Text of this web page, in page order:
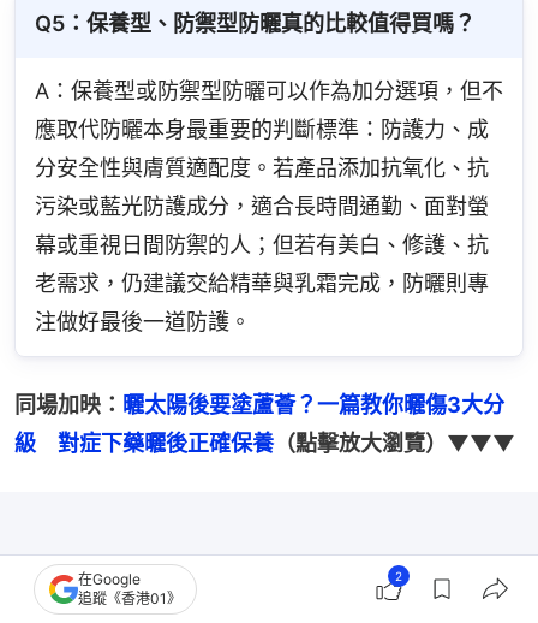
Q5：保養型、防禦型防曬真的比較值得買嗎？
A：保養型或防禦型防曬可以作為加分選項，但不
應取代防曬本身最重要的判斷標準：防護力、成
分安全性與膚質適配度。若產品添加抗氧化、抗
污染或藍光防護成分，適合長時間通勤、面對螢
幕或重視日間防禦的人；但若有美白、修護、抗
老需求，仍建議交給精華與乳霜完成，防曬則專
注做好最後一道防護。
同場加映： 曬太陽後要塗蘆薈？一篇教你曬傷3大分
級　對症下藥曬後正確保養（點擊放大瀏覽）▼▼▼
在Google
追蹤《香港01》
2